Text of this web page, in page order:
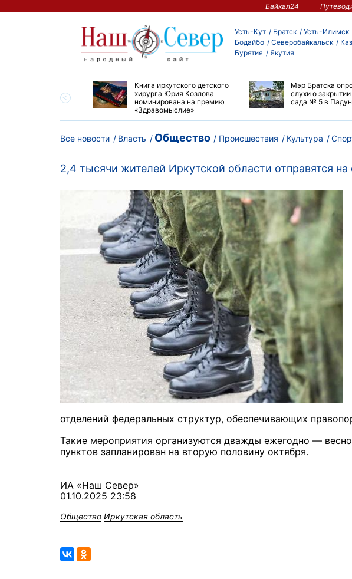
Байкал24
Усть-Кут Братск Усть-Илимск
Бодайбо
Северобайкальск
Бурятия
Якутия
большой эстафеты
Книга иркутского детского
хирурга Юрия Козлова
номинирована на премию
«Здравомыслие»
Мэр Братска
слухи о закрытии
сада № 5 в
Все новости Власть Общество Происшествия Культура
2,4 тысячи жителей Иркутской области отправятся
отделений федеральных структур, обеспечивающих
Такие мероприятия организуются дважды ежегодно —
пунктов запланирован на вторую половину октября.
ИА «Наш Север»
01.10.2025 23:58
Общество Иркутская область